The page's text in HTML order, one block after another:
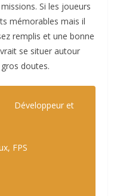
Si les joueurs
mémorables mais il
remplis et une bonne
se situer autour
doutes.
Développeur et
FPS